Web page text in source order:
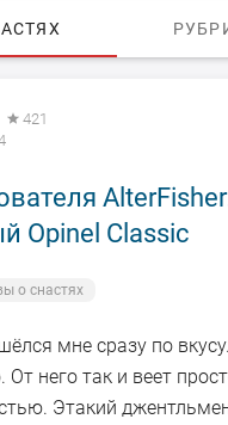
421
Opinel Classic
о снастях
мне сразу по
От него так и веет
Этакий